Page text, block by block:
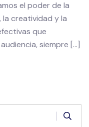
el poder de la
creatividad y la
que
siempre […]